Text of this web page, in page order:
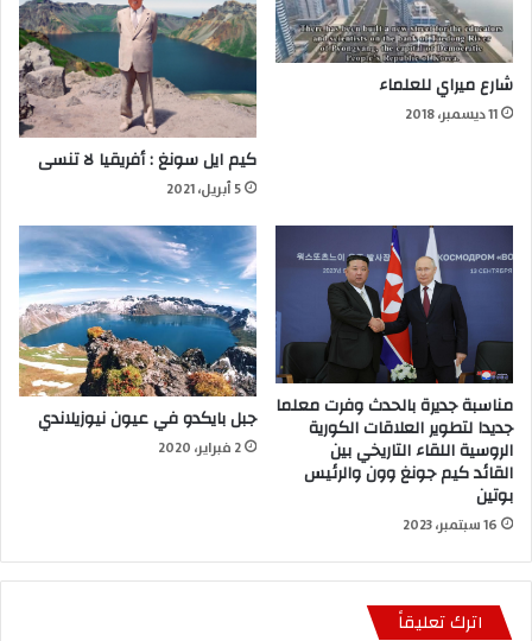
شارع ميراي للعلماء
11 ديسمبر، 2018
كيم ايل سونغ : أفريقيا لا تنسى
5 أبريل، 2021
مناسبة جديرة بالحدث وفرت معلما
جديدا لتطوير العلاقات الكورية
الروسية اللقاء التاريخي بين
القائد كيم جونغ وون والرئيس
بوتين
16 سبتمبر، 2023
جبل بايكدو في عيون نيوزيلاندي
2 فبراير، 2020
اترك تعليقاً